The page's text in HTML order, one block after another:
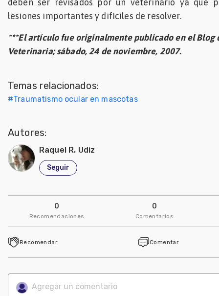
deben ser revisados por un veterinario ya que
lesiones importantes y difíciles de resolver.
***El artículo fue originalmente publicado en el Blog
Veterinaria; sábado, 24 de noviembre, 2007.
Temas relacionados:
#Traumatismo ocular en mascotas
Autores:
Raquel R. Udiz
Seguir
0
Recomendaciones
0
Comentarios
Recomendar Comentar